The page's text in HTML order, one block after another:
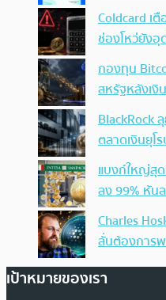
Coldcard เ
ช่องโหว่ยังอุ
กองทุน
สหรัฐหลังเงิ
BlackRock
ตลาดเงินยุโ
แบงก์ใหญ่สุ
ลง 99% หัน
Charles
ลั่นต้องการ
เป้าหมายของเรา